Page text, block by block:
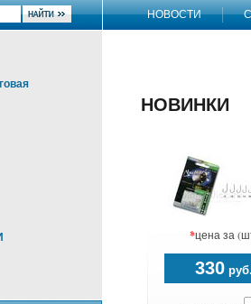
НОВОСТИ
НОВИНКИ
*цена за
330